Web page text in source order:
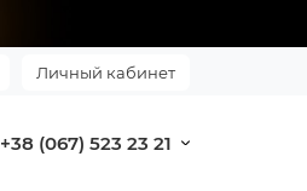
Личный кабинет
+38 (067) 523 23 21